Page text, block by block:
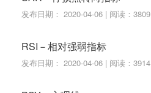
发布日期： 2020-04-06 | 阅读：3809
RSI－相对强弱指标
发布日期： 2020-04-06 | 阅读：3914